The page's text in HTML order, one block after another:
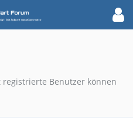
Benutzer können